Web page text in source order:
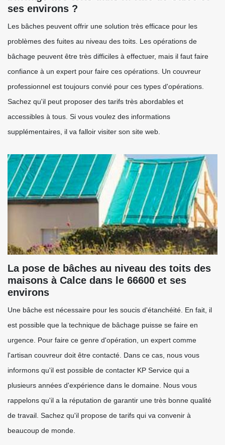
ses environs ?
Les bâches peuvent offrir une solution très efficace pour les
problèmes des fuites au niveau des toits. Les opérations de
bâchage peuvent être très difficiles à effectuer, mais il faut faire
confiance à un expert pour faire ces opérations. Un couvreur
professionnel est toujours convié pour ces types d'opérations.
Sachez qu'il peut proposer des tarifs très abordables et
accessibles à tous. Si vous voulez des informations
supplémentaires, il va falloir visiter son site web.
La pose de bâches au niveau des toits des
maisons à Calce dans le 66600 et ses
environs
Une bâche est nécessaire pour les soucis d'étanchéité. En fait, il
est possible que la technique de bâchage puisse se faire en
urgence. Pour faire ce genre d'opération, un expert comme
l'artisan couvreur doit être contacté. Dans ce cas, nous vous
informons qu'il est possible de contacter KP Service qui a
plusieurs années d'expérience dans le domaine. Nous vous
rappelons qu'il a la réputation de garantir une très bonne qualité
de travail. Sachez qu'il propose de tarifs qui va convenir à
beaucoup de monde.